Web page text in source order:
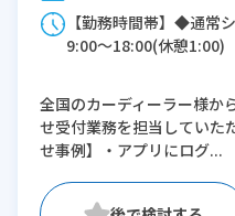
【勤務時間帯】◆通常
9:00〜18:00(休憩1:00)
※残業：0〜1時間程度/月
全国のカーディーラー様か
せ受付業務を担当していた
せ事例】・アプリにログ...